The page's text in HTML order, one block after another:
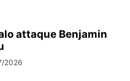
attaque Benjamin
2026